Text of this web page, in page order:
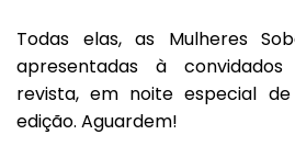
Todas elas, as Mulheres
apresentadas à
revista, em noite especial
edição. Aguardem!